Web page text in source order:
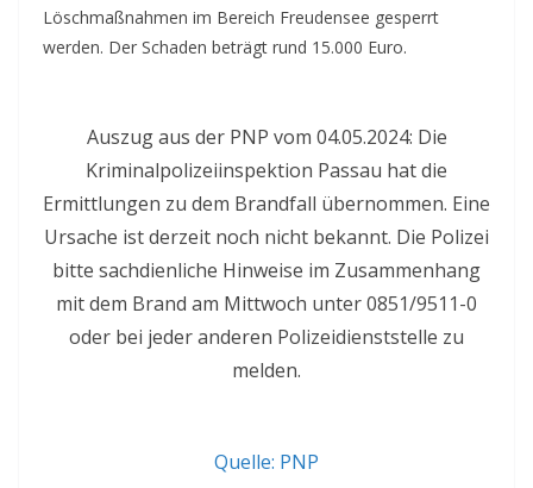
Löschmaßnahmen im Bereich Freudensee gesperrt
werden. Der Schaden beträgt rund 15.000 Euro.
Auszug aus der PNP vom 04.05.2024: Die
Kriminalpolizeiinspektion Passau hat die
Ermittlungen zu dem Brandfall übernommen. Eine
Ursache ist derzeit noch nicht bekannt. Die Polizei
bitte sachdienliche Hinweise im Zusammenhang
mit dem Brand am Mittwoch unter 0851/9511-0
oder bei jeder anderen Polizeidienststelle zu
melden.
Quelle: PNP